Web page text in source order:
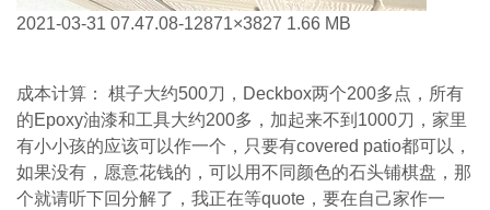
2021-03-31 07.47.08-12871×3827 1.66 MB
成本计算： 棋子大约500刀，Deckbox两个200多点，所有
的Epoxy油漆和工具大约200多，加起来不到1000刀，家里
有小小孩的应该可以作一个，只要有covered patio都可以，
如果没有，愿意花钱的，可以用不同颜色的石头铺棋盘，那
个就请听下回分解了，我正在等quote，要在自己家作一